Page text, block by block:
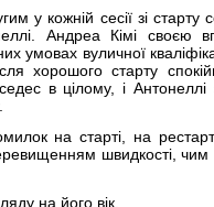
у кожній сесії зі старту
Андреа Кімі своєю
умовах вуличної
хорошого старту
в цілому, і
на старті, на
швидкості, чим
на його вік.